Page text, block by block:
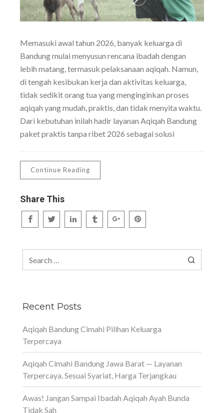
Memasuki awal tahun 2026, banyak keluarga di
Bandung mulai menyusun rencana ibadah dengan
lebih matang, termasuk pelaksanaan aqiqah. Namun,
di tengah kesibukan kerja dan aktivitas keluarga,
tidak sedikit orang tua yang menginginkan proses
aqiqah yang mudah, praktis, dan tidak menyita waktu.
Dari kebutuhan inilah hadir layanan Aqiqah Bandung
paket praktis tanpa ribet 2026 sebagai solusi
Continue Reading
Share This
Recent Posts
Aqiqah Bandung Cimahi Pilihan Keluarga
Terpercaya
Aqiqah Cimahi Bandung Jawa Barat — Layanan
Terpercaya, Sesuai Syariat, Harga Terjangkau
Awas! Jangan Sampai Ibadah Aqiqah Ayah Bunda
Tidak Sah